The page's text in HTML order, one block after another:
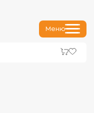
Меню